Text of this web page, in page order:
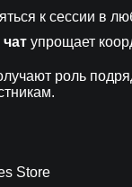
к сессии в
упрощает
роль
Store